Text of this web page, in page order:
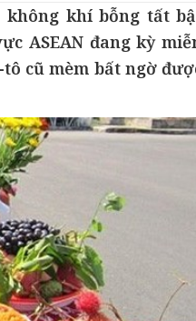
không khí bỗng tất
ASEAN đang kỳ
cũ mèm bất ngờ